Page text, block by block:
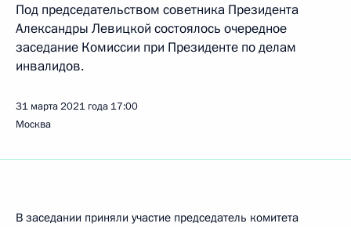
Под председательством советника Президента
Александры Левицкой состоялось очередное
заседание Комиссии при Президенте по делам
инвалидов.
31 марта 2021 года 17:00
Москва
В заседании приняли участие председатель комитета